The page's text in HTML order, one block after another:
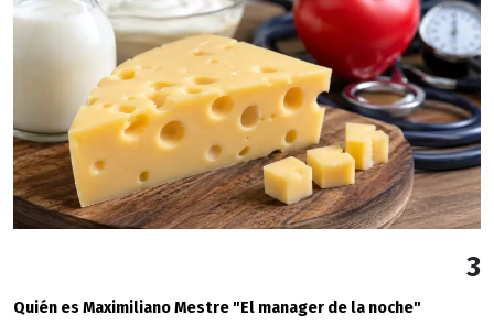
3
Quién es Maximiliano Mestre "El manager de la noche"